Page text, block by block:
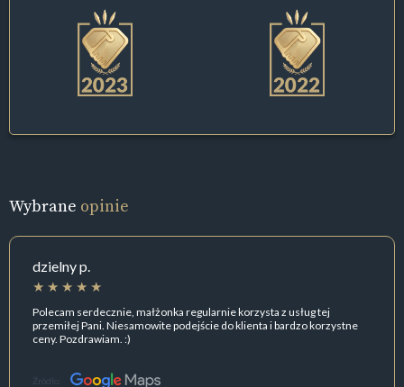
Wybrane opinie
dzielny p.
Polecam serdecznie, małżonka regularnie korzysta z usług tej
przemiłej Pani. Niesamowite podejście do klienta i bardzo korzystne
ceny. Pozdrawiam. :)
Źródło: